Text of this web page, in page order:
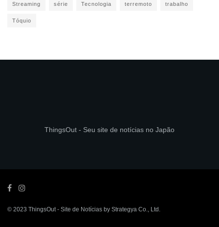
Streaming série Tecnologia terremoto trabalho
Tóquio
ThingsOut - Seu site de notícias no Japão
© 2023 ThingsOut - Site de Notícias by Strategya Co., Ltd